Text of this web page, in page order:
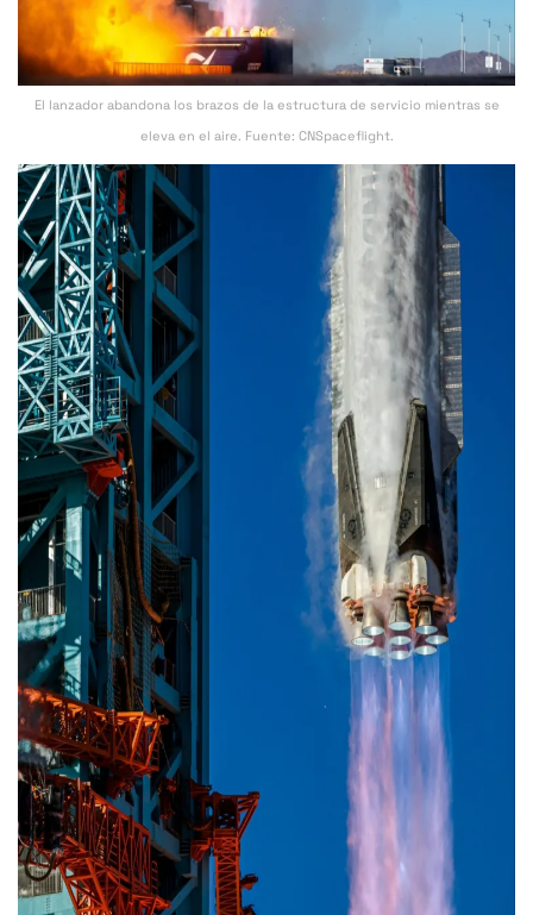
El lanzador abandona los brazos de la estructura de servicio mientras se
eleva en el aire. Fuente: CNSpaceflight.